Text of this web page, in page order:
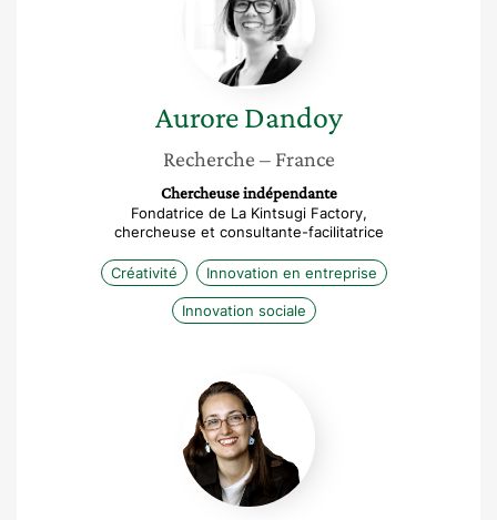
Aurore Dandoy
Recherche – France
Chercheuse indépendante
Fondatrice de La Kintsugi Factory,
chercheuse et consultante-facilitatrice
Créativité Innovation en entreprise
Innovation sociale
Sempé